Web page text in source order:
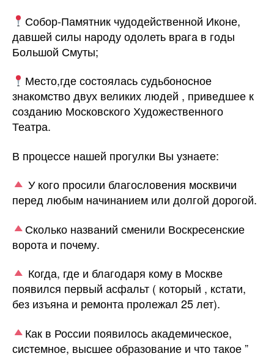
Собор-Памятник чудодейственной Иконе,
давшей силы народу одолеть врага в годы
Большой Смуты;
Место,где состоялась судьбоносное
знакомство двух великих людей , приведшее к
созданию Московского Художественного
Театра.
В процессе нашей прогулки Вы узнаете:
У кого просили благословения москвичи
перед любым начинанием или долгой дорогой.
Сколько названий сменили Воскресенские
ворота и почему.
Когда, где и благодаря кому в Москве
появился первый асфальт ( который , кстати,
без изъяна и ремонта пролежал 25 лет).
Как в России появилось академическое,
системное, высшее образование и что такое ”